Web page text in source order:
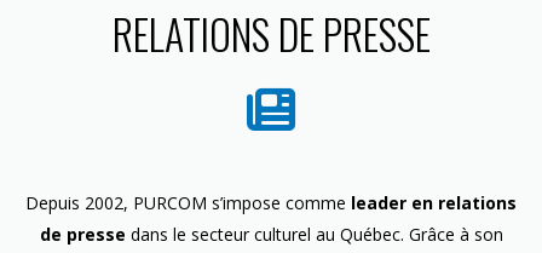
RELATIONS DE PRESSE
Depuis 2002, PURCOM s’impose comme leader en relations
de presse dans le secteur culturel au Québec. Grâce à son